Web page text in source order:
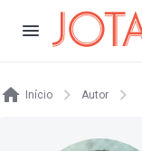
Início Autor